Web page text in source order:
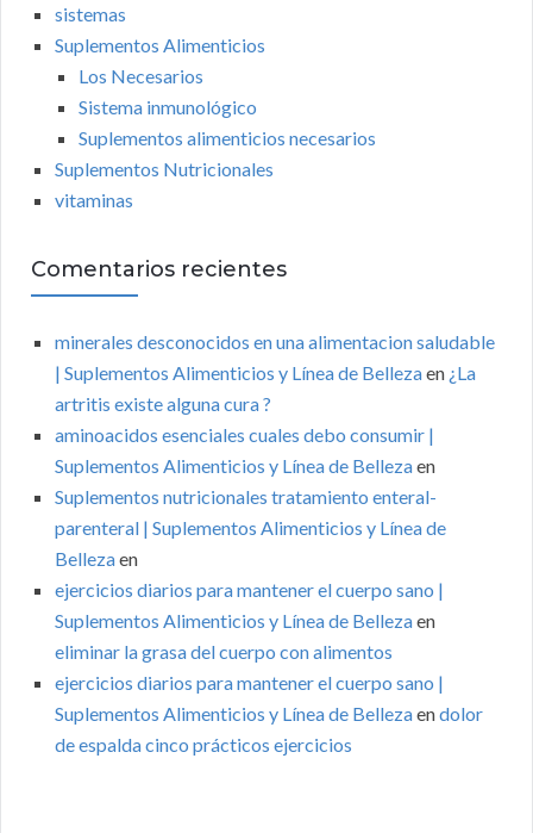
sistemas
Suplementos Alimenticios
Los Necesarios
Sistema inmunológico
Suplementos alimenticios necesarios
Suplementos Nutricionales
vitaminas
Comentarios recientes
minerales desconocidos en una alimentacion saludable
| Suplementos Alimenticios y Línea de Bellezaen ¿La
artritis existe alguna cura ?
aminoacidos esenciales cuales debo consumir |
Suplementos Alimenticios y Línea de Bellezaen
Suplementos nutricionales tratamiento enteral-
parenteral | Suplementos Alimenticios y Línea de
Bellezaen
ejercicios diarios para mantener el cuerpo sano |
Suplementos Alimenticios y Línea de Bellezaen
eliminar la grasa del cuerpo con alimentos
ejercicios diarios para mantener el cuerpo sano |
Suplementos Alimenticios y Línea de Bellezaendolor
de espalda cinco prácticos ejercicios